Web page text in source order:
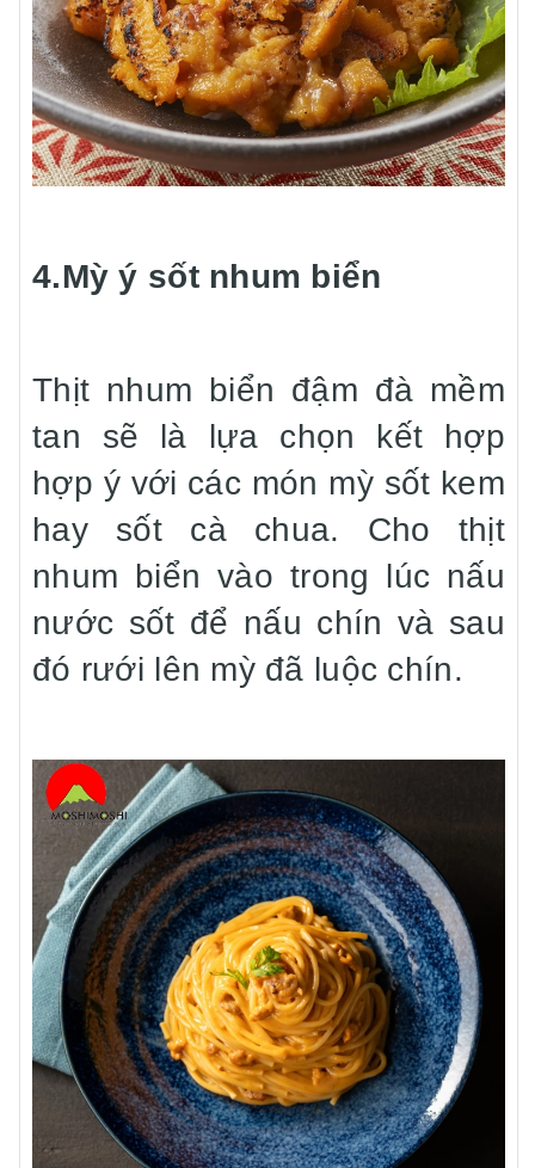
4.Mỳ ý sốt nhum biển
Thịt nhum biển đậm đà mềm
tan sẽ là lựa chọn kết hợp
hợp ý với các món mỳ sốt kem
hay sốt cà chua. Cho thịt
nhum biển vào trong lúc nấu
nước sốt để nấu chín và sau
đó rưới lên mỳ đã luộc chín.